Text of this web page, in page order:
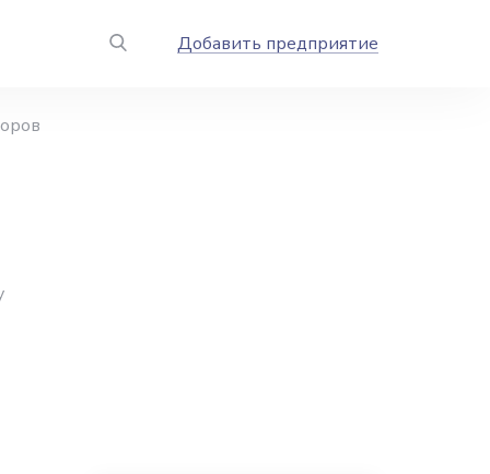
Добавить предприятие